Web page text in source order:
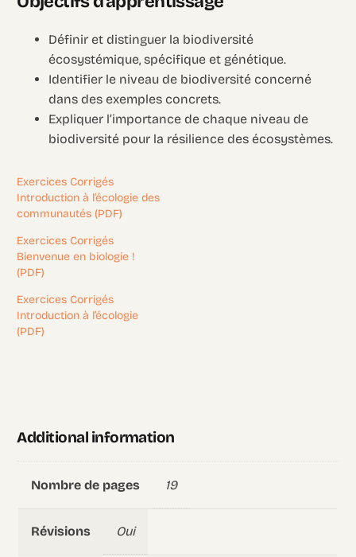
Définir et distinguer la biodiversité
écosystémique, spécifique et génétique.
Identifier le niveau de biodiversité concerné
dans des exemples concrets.
Expliquer l’importance de chaque niveau de
biodiversité pour la résilience des écosystèmes.
Exercices Corrigés
Introduction à l’écologie des
communautés (PDF)
Exercices Corrigés
Bienvenue en biologie !
(PDF)
Exercices Corrigés
Introduction à l’écologie
(PDF)
Additional information
Nombre de pages 19
Révisions Oui